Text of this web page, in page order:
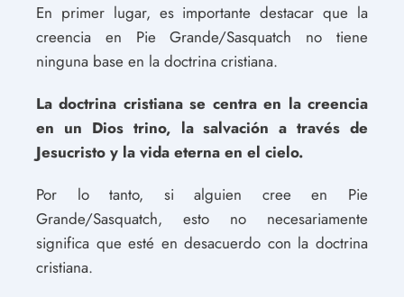
En primer lugar, es importante destacar que la
creencia en Pie Grande/Sasquatch no tiene
ninguna base en la doctrina cristiana.
La doctrina cristiana se centra en la creencia
en un Dios trino, la salvación a través de
Jesucristo y la vida eterna en el cielo.
Por lo tanto, si alguien cree en Pie
Grande/Sasquatch, esto no necesariamente
significa que esté en desacuerdo con la doctrina
cristiana.